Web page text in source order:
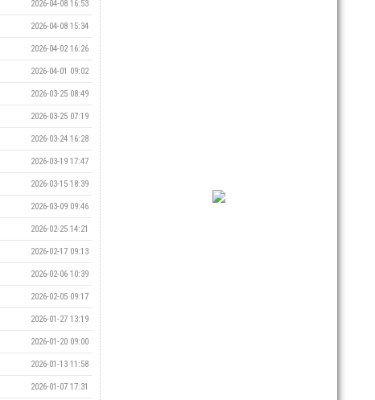
2026-04-08 16:53
2026-04-08 15:34
2026-04-02 16:26
2026-04-01 09:02
2026-03-25 08:49
2026-03-25 07:19
2026-03-24 16:28
2026-03-19 17:47
2026-03-15 18:39
2026-03-09 09:46
2026-02-25 14:21
2026-02-17 09:13
2026-02-06 10:39
2026-02-05 09:17
2026-01-27 13:19
2026-01-20 09:00
2026-01-13 11:58
2026-01-07 17:31